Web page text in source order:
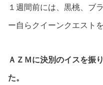
１週間前には、黒桃、ブ
ー自らクイーンクエスト
ＡＺＭに決別のイスを振
た。